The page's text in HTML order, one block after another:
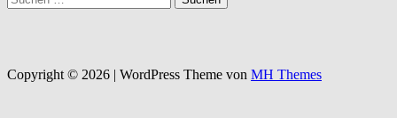
nach:
Copyright © 2026 | WordPress Theme von MH Themes